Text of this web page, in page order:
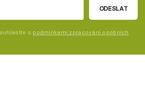
ODESLAT
s podmínkami zpracování osobních